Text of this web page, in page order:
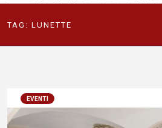
TAG: LUNETTE
EVENTI